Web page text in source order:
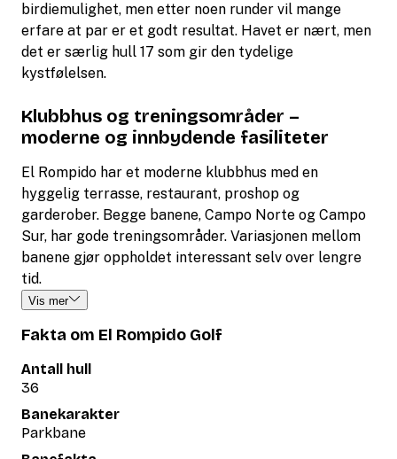
birdiemulighet, men etter noen runder vil mange
erfare at par er et godt resultat. Havet er nært, men
det er særlig hull 17 som gir den tydelige
kystfølelsen.
Klubbhus og treningsområder –
moderne og innbydende fasiliteter
El Rompido har et moderne klubbhus med en
hyggelig terrasse, restaurant, proshop og
garderober. Begge banene, Campo Norte og Campo
Sur, har gode treningsområder. Variasjonen mellom
banene gjør oppholdet interessant selv over lengre
tid.
Vis mer
Fakta om El Rompido Golf
Antall hull
36
Banekarakter
Parkbane